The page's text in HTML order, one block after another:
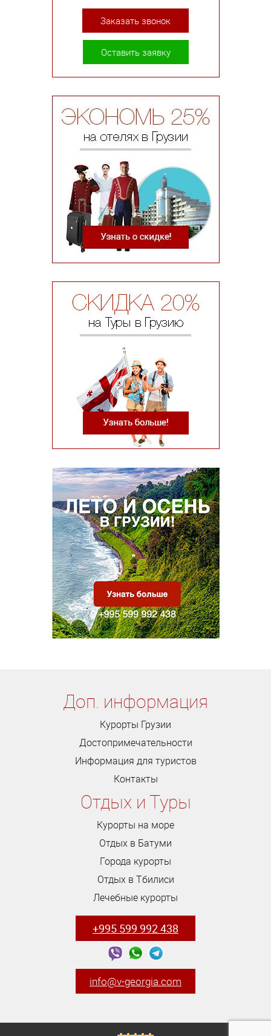
Заказать звонок
Оставить заявку
Доп. информация
Курорты Грузии
Достопримечательности
Информация для туристов
Контакты
Отдых и Туры
Курорты на море
Отдых в Батуми
Города курорты
Отдых в Тбилиси
Лечебные курорты
+995 599 992 438
info@v-georgia.com